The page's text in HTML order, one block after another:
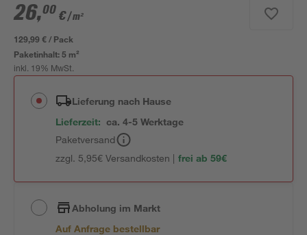
26,00 €/ m²
129,99 € / Pack
Paketinhalt:5 m²
inkl. 19% MwSt.
Lieferung nach Hause
Lieferzeit: ca. 4-5 Werktage
Paketversand
zzgl. 5,95€ Versandkosten | frei ab 59€
Abholung im Markt
Auf Anfrage bestellbar